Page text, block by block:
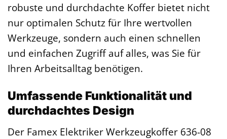
robuste und durchdachte Koffer bietet nicht
nur optimalen Schutz für Ihre wertvollen
Werkzeuge, sondern auch einen schnellen
und einfachen Zugriff auf alles, was Sie für
Ihren Arbeitsalltag benötigen.
Umfassende Funktionalität und
durchdachtes Design
Der Famex Elektriker Werkzeugkoffer 636-08